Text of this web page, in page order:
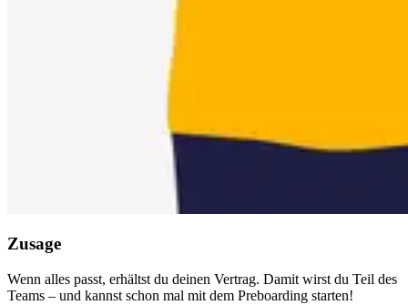
Zusage
Wenn alles passt, erhältst du deinen Vertrag. Damit wirst du Teil des
Teams – und kannst schon mal mit dem Preboarding starten!